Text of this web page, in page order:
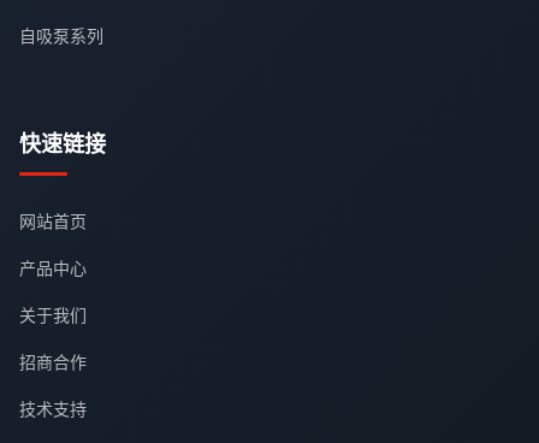
自吸泵系列
快速链接
网站首页
产品中心
关于我们
招商合作
技术支持